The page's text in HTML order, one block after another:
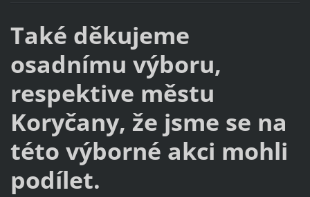
Také děkujeme
osadnímu výboru,
respektive městu
Koryčany, že jsme se na
této výborné akci mohli
podílet.